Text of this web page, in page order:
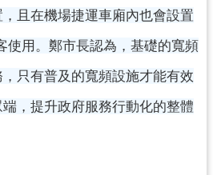
且在機場捷運車廂內也會設置
使用。鄭市長認為，基礎的寬頻
只有普及的寬頻設施才能有效
，提升政府服務行動化的整體